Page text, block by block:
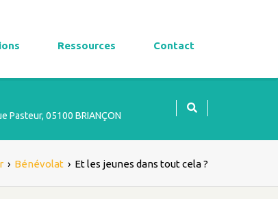
Ressources Contact
Pasteur, 05100 BRIANÇON
› Bénévolat › Et les jeunes dans tout cela ?